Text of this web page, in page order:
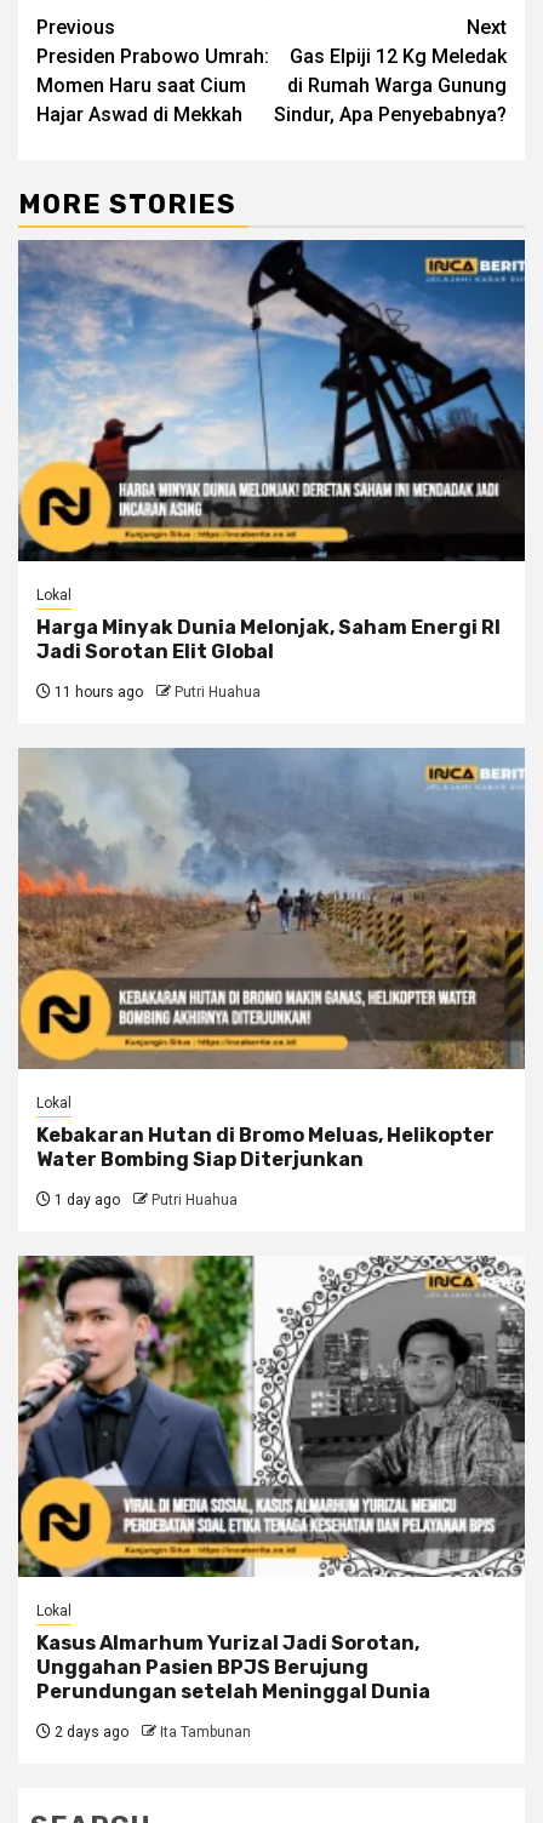
Continue
Reading
Previous
Presiden Prabowo Umrah:
Momen Haru saat Cium
Hajar Aswad di Mekkah
Next
Gas Elpiji 12 Kg Meledak
di Rumah Warga Gunung
Sindur, Apa Penyebabnya?
MORE STORIES
Lokal
Harga Minyak Dunia Melonjak, Saham Energi RI
Jadi Sorotan Elit Global
11 hours ago Putri Huahua
Lokal
Kebakaran Hutan di Bromo Meluas, Helikopter
Water Bombing Siap Diterjunkan
1 day ago Putri Huahua
Lokal
Kasus Almarhum Yurizal Jadi Sorotan,
Unggahan Pasien BPJS Berujung
Perundungan setelah Meninggal Dunia
2 days ago Ita Tambunan